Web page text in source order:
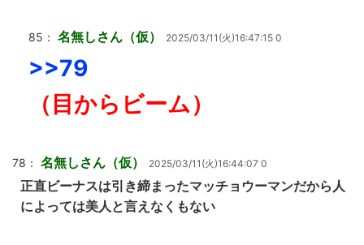
85： 名無しさん（仮） 2025/03/11(火)16:47:15 0
>>79
（目からビーム）
78： 名無しさん（仮） 2025/03/11(火)16:44:07 0
正直ビーナスは引き締まったマッチョウーマンだから人
によっては美人と言えなくもない